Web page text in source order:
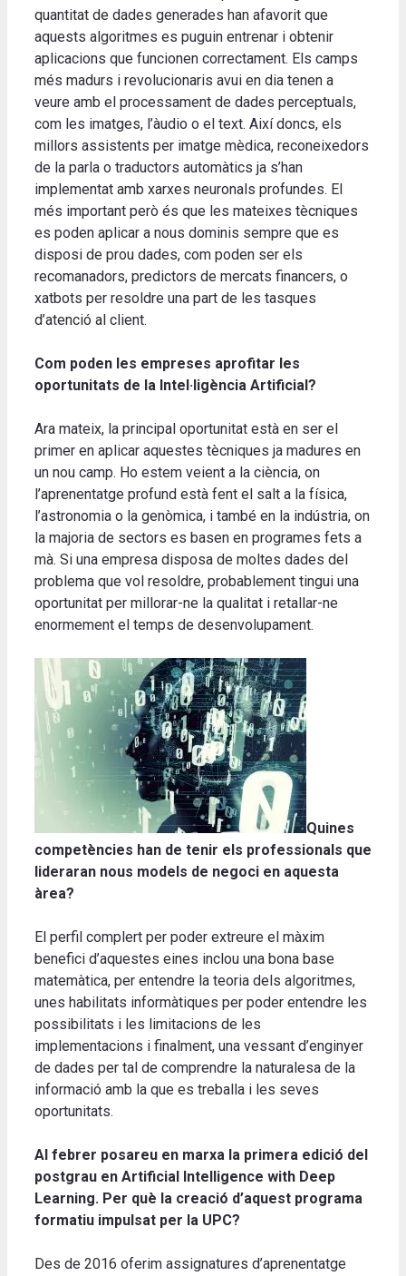
quantitat de dades generades han afavorit que
aquests algoritmes es puguin entrenar i obtenir
aplicacions que funcionen correctament. Els camps
més madurs i revolucionaris avui en dia tenen a
veure amb el processament de dades perceptuals,
com les imatges, l’àudio o el text. Així doncs, els
millors assistents per imatge mèdica, reconeixedors
de la parla o traductors automàtics ja s’han
implementat amb xarxes neuronals profundes. El
més important però és que les mateixes tècniques
es poden aplicar a nous dominis sempre que es
disposi de prou dades, com poden ser els
recomanadors, predictors de mercats financers, o
xatbots per resoldre una part de les tasques
d’atenció al client.
Com poden les empreses aprofitar les
oportunitats de la Intel·ligència Artificial?
Ara mateix, la principal oportunitat està en ser el
primer en aplicar aquestes tècniques ja madures en
un nou camp. Ho estem veient a la ciència, on
l’aprenentatge profund està fent el salt a la física,
l’astronomia o la genòmica, i també en la indústria, on
la majoria de sectors es basen en programes fets a
mà. Si una empresa disposa de moltes dades del
problema que vol resoldre, probablement tingui una
oportunitat per millorar-ne la qualitat i retallar-ne
enormement el temps de desenvolupament.
Quines
competències han de tenir els professionals que
lideraran nous models de negoci en aquesta
àrea?
El perfil complert per poder extreure el màxim
benefici d’aquestes eines inclou una bona base
matemàtica, per entendre la teoria dels algoritmes,
unes habilitats informàtiques per poder entendre les
possibilitats i les limitacions de les
implementacions i finalment, una vessant d’enginyer
de dades per tal de comprendre la naturalesa de la
informació amb la que es treballa i les seves
oportunitats.
Al febrer posareu en marxa la primera edició del
postgrau en Artificial Intelligence with Deep
Learning. Per què la creació d’aquest programa
formatiu impulsat per la UPC?
Des de 2016 oferim assignatures d’aprenentatge